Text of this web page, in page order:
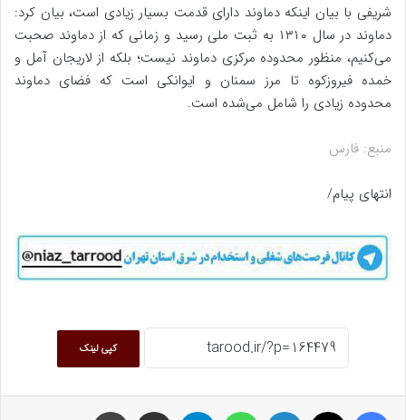
شریفی با بیان اینکه دماوند دارای قدمت بسیار زیادی است، بیان کرد:
دماوند در سال ۱۳۱۰ به ثبت ملی رسید و زمانی که از دماوند صحبت
می‌کنیم، منظور محدوده مرکزی دماوند نیست؛ بلکه از لاریجان آمل و
خمده فیروزکوه تا مرز سمنان و ایوانکی است که فضای دماوند
محدوده زیادی را شامل می‌شده است.
منبع: فارس
انتهای پیام/
کپی لینک
ایکس